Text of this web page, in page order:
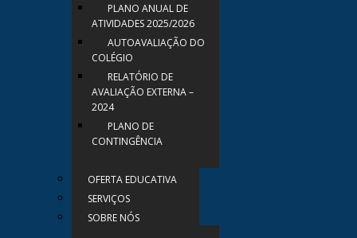
PLANO ANUAL DE
ATIVIDADES 2025/2026
AUTOAVALIAÇÃO DO
COLÉGIO
RELATÓRIO DE
AVALIAÇÃO EXTERNA –
2024
PLANO DE
CONTINGÊNCIA
OFERTA EDUCATIVA
SERVIÇOS
SOBRE NÓS